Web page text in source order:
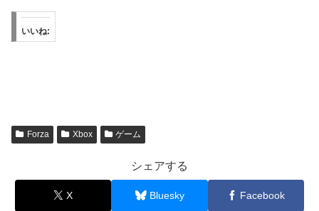
いいね:
Forza Xbox ゲーム
シェアする
X Bluesky Facebook